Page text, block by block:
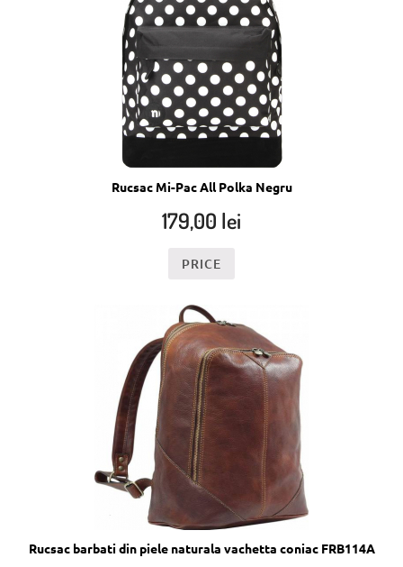
Rucsac Mi-Pac All Polka Negru
179,00 lei
PRICE
Rucsac barbati din piele naturala vachetta coniac FRB114A